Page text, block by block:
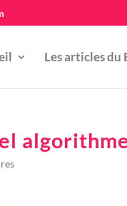
Les articles du